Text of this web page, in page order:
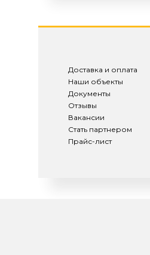
Доставка и оплата
Наши объекты
Документы
Отзывы
Вакансии
Стать партнером
Прайс-лист